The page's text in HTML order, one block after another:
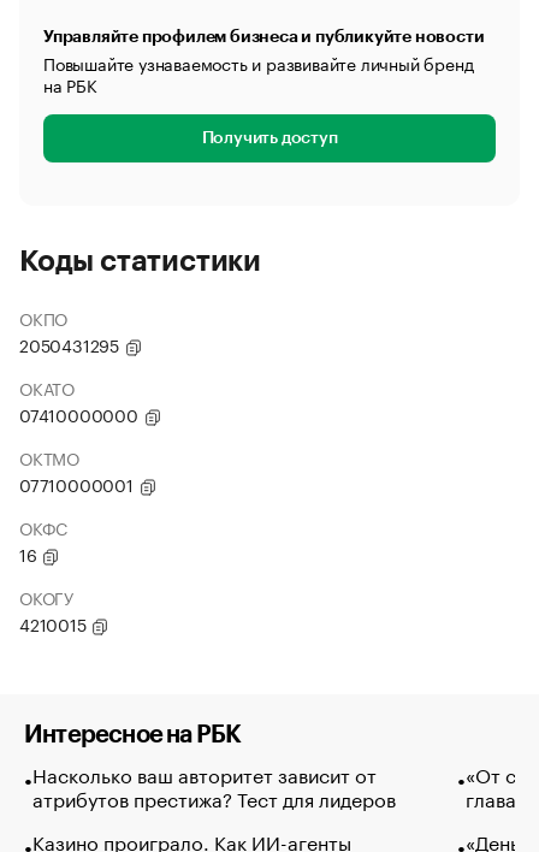
Управляйте профилем бизнеса и публикуйте новости
Повышайте узнаваемость и развивайте личный бренд
на РБК
Получить доступ
Коды статистики
ОКПО
2050431295
ОКАТО
07410000000
ОКТМО
07710000001
ОКФС
16
ОКОГУ
4210015
Интересное на РБК
Насколько ваш авторитет зависит от
атрибутов престижа? Тест для лидеров
Казино проиграло. Как ИИ-агенты
«От
глава